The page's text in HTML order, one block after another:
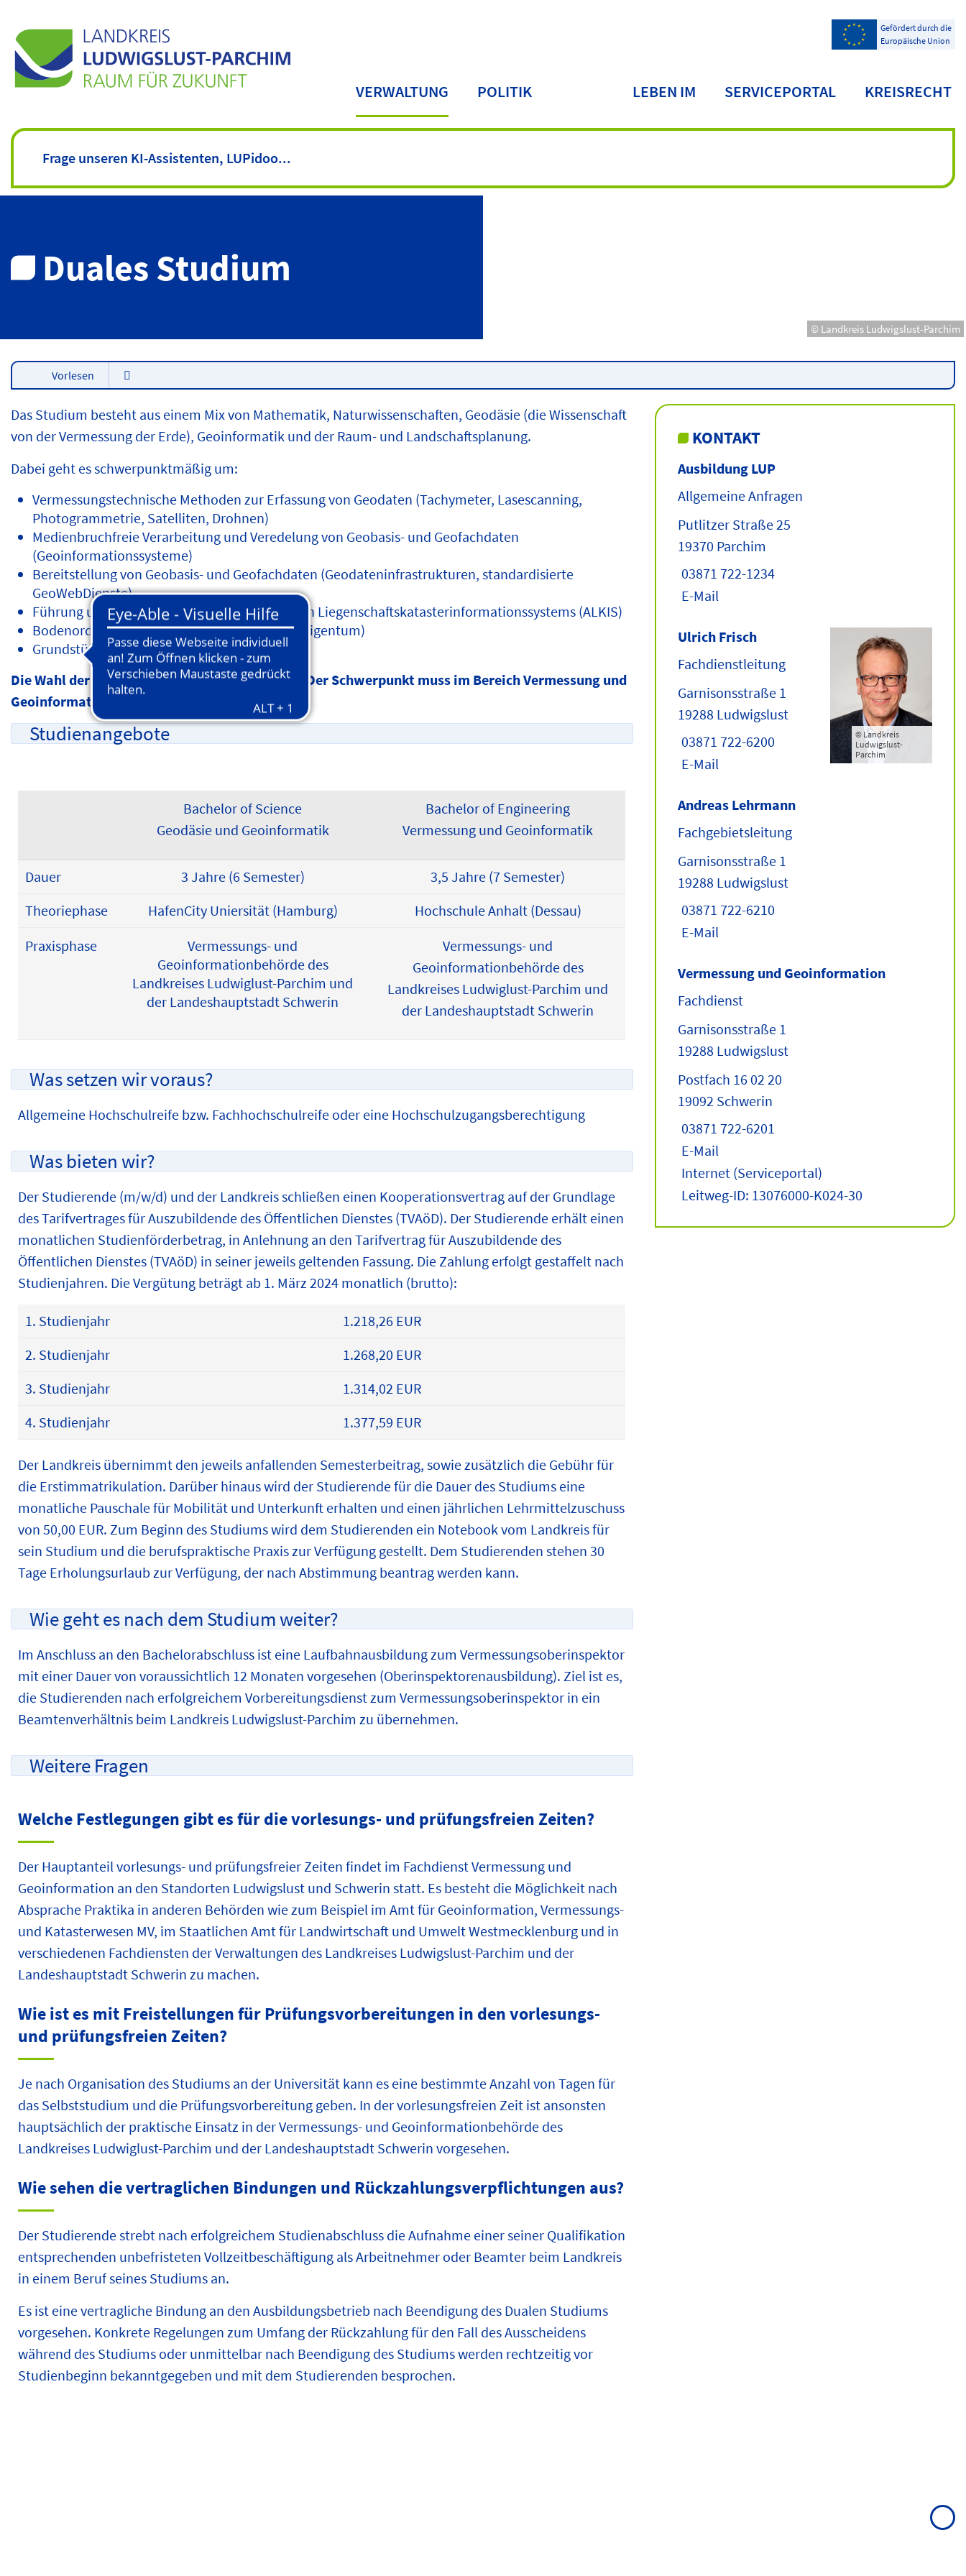
Gefördert durch die
Europäische Union
VERWALTUNG POLITIK LEBEN IM SERVICEPORTAL KREISRECHT
Duales Studium
© Landkreis Ludwigslust-Parchim
Vorlesen
Das Studium besteht aus einem Mix von Mathematik, Naturwissenschaften, Geodäsie (die Wissenschaft
von der Vermessung der Erde), Geoinformatik und der Raum- und Landschaftsplanung.
Dabei geht es schwerpunktmäßig um:
Vermessungstechnische Methoden zur Erfassung von Geodaten (Tachymeter, Lasescanning,
Photogrammetrie, Satelliten, Drohnen)
Medienbruchfreie Verarbeitung und Veredelung von Geobasis- und Geofachdaten
(Geoinformationssysteme)
Bereitstellung von Geobasis- und Geofachdaten (Geodateninfrastrukturen, standardisierte
GeoWebDienste)
Führung und Weiterentwicklung des Amtlichen Liegenschaftskatasterinformationssystems (ALKIS)
Bodenordnung (Neuordnen von Grundstückseigentum)
Grundstücksbewertung
Die Wahl der Hochschule ist grundsätzlich frei. Der Schwerpunkt muss im Bereich Vermessung und
Geoinformatik liegen.
Studienangebote
Bachelor of Science
Geodäsie und Geoinformatik
Bachelor of Engineering
Vermessung und Geoinformatik
Dauer 3 Jahre (6 Semester)
3,5 Jahre (7 Semester)
Theoriephase
HafenCity Uniersität (Hamburg)
Hochschule Anhalt (Dessau)
Praxisphase
Vermessungs- und
Geoinformationbehörde des
Landkreises Ludwiglust-Parchim und
der Landeshauptstadt Schwerin
Vermessungs- und
Geoinformationbehörde des
Landkreises Ludwiglust-Parchim und
der Landeshauptstadt Schwerin
Was setzen wir voraus?
Allgemeine Hochschulreife bzw. Fachhochschulreife oder eine Hochschulzugangsberechtigung
Was bieten wir?
Der Studierende (m/w/d) und der Landkreis schließen einen Kooperationsvertrag auf der Grundlage
des Tarifvertrages für Auszubildende des Öffentlichen Dienstes (TVAöD). Der Studierende erhält einen
monatlichen Studienförderbetrag, in Anlehnung an den Tarifvertrag für Auszubildende des
Öffentlichen Dienstes (TVAöD) in seiner jeweils geltenden Fassung. Die Zahlung erfolgt gestaffelt nach
Studienjahren. Die Vergütung beträgt ab 1. März 2024 monatlich (brutto):
1. Studienjahr
1.218,26 EUR
2. Studienjahr
1.268,20 EUR
3. Studienjahr
1.314,02 EUR
4. Studienjahr
1.377,59 EUR
Der Landkreis übernimmt den jeweils anfallenden Semesterbeitrag, sowie zusätzlich die Gebühr für
die Erstimmatrikulation. Darüber hinaus wird der Studierende für die Dauer des Studiums eine
monatliche Pauschale für Mobilität und Unterkunft erhalten und einen jährlichen Lehrmittelzuschuss
von 50,00 EUR. Zum Beginn des Studiums wird dem Studierenden ein Notebook vom Landkreis für
sein Studium und die berufspraktische Praxis zur Verfügung gestellt. Dem Studierenden stehen 30
Tage Erholungsurlaub zur Verfügung, der nach Abstimmung beantrag werden kann.
Wie geht es nach dem Studium weiter?
Im Anschluss an den Bachelorabschluss ist eine Laufbahnausbildung zum Vermessungsoberinspektor
mit einer Dauer von voraussichtlich 12 Monaten vorgesehen (Oberinspektorenausbildung). Ziel ist es,
die Studierenden nach erfolgreichem Vorbereitungsdienst zum Vermessungsoberinspektor in ein
Beamtenverhältnis beim Landkreis Ludwigslust-Parchim zu übernehmen.
Weitere Fragen
Welche Festlegungen gibt es für die vorlesungs- und prüfungsfreien Zeiten?
Der Hauptanteil vorlesungs- und prüfungsfreier Zeiten findet im Fachdienst Vermessung und
Geoinformation an den Standorten Ludwigslust und Schwerin statt. Es besteht die Möglichkeit nach
Absprache Praktika in anderen Behörden wie zum Beispiel im Amt für Geoinformation, Vermessungs-
und Katasterwesen MV, im Staatlichen Amt für Landwirtschaft und Umwelt Westmecklenburg und in
verschiedenen Fachdiensten der Verwaltungen des Landkreises Ludwigslust-Parchim und der
Landeshauptstadt Schwerin zu machen.
Wie ist es mit Freistellungen für Prüfungsvorbereitungen in den vorlesungs-
und prüfungsfreien Zeiten?
Je nach Organisation des Studiums an der Universität kann es eine bestimmte Anzahl von Tagen für
das Selbststudium und die Prüfungsvorbereitung geben. In der vorlesungsfreien Zeit ist ansonsten
hauptsächlich der praktische Einsatz in der Vermessungs- und Geoinformationbehörde des
Landkreises Ludwiglust-Parchim und der Landeshauptstadt Schwerin vorgesehen.
Wie sehen die vertraglichen Bindungen und Rückzahlungsverpflichtungen aus?
Der Studierende strebt nach erfolgreichem Studienabschluss die Aufnahme einer seiner Qualifikation
entsprechenden unbefristeten Vollzeitbeschäftigung als Arbeitnehmer oder Beamter beim Landkreis
in einem Beruf seines Studiums an.
Es ist eine vertragliche Bindung an den Ausbildungsbetrieb nach Beendigung des Dualen Studiums
vorgesehen. Konkrete Regelungen zum Umfang der Rückzahlung für den Fall des Ausscheidens
während des Studiums oder unmittelbar nach Beendigung des Studiums werden rechtzeitig vor
Studienbeginn bekanntgegeben und mit dem Studierenden besprochen.
KONTAKT
Ausbildung LUP
Allgemeine Anfragen
Putlitzer Straße 25
19370 Parchim
03871 722-1234
E-Mail
Ulrich Frisch
Fachdienstleitung
Garnisonsstraße 1
19288 Ludwigslust
03871 722-6200
E-Mail
© Landkreis
Ludwigslust-
Parchim
Andreas Lehrmann
Fachgebietsleitung
Garnisonsstraße 1
19288 Ludwigslust
03871 722-6210
E-Mail
Vermessung und Geoinformation
Fachdienst
Garnisonsstraße 1
19288 Ludwigslust
Postfach 16 02 20
19092 Schwerin
03871 722-6201
E-Mail
Internet(Serviceportal)
Leitweg-ID: 13076000-K024-30